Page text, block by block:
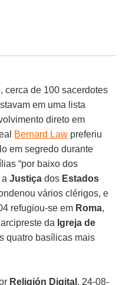
cerca de 100 sacerdotes
em uma lista
direto em
Bernard Law preferiu
em segredo durante
“por baixo dos
aJustiça dos Estados
vários clérigos, e
refugiou-se em Roma,
da Igreja de
quatro basílicas mais
Religión Digital , 24-08-